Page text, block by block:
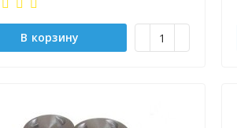
В корзину